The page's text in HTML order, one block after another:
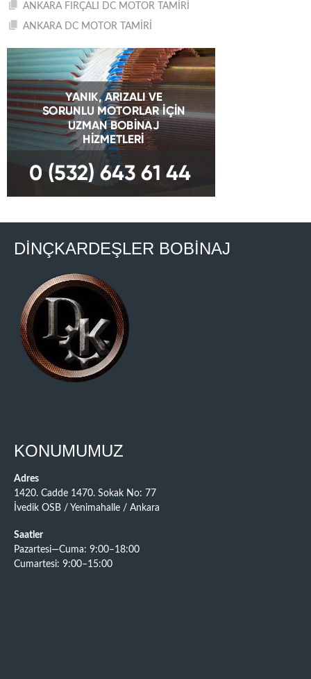
ANKARA FIRÇALI DC MOTOR TAMİRİ
ANKARA DC MOTOR TAMİRİ
DİNÇKARDEŞLER BOBİNAJ
KONUMUMUZ
Adres
1420. Cadde 1470. Sokak No: 77
İvedik OSB / Yenimahalle / Ankara
Saatler
Pazartesi—Cuma: 9:00–18:00
Cumartesi: 9:00–15:00